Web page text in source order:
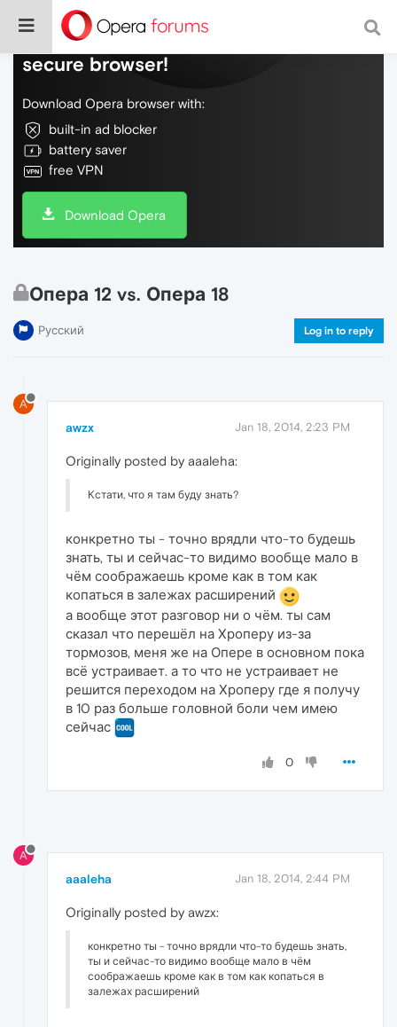
Do more on the web, with a fast and
secure browser!
Download Opera browser with:
built-in ad blocker
battery saver
free VPN
Download Opera
Опера 12 vs. Опера 18
Русский Log in to reply
A
awzx Jan 18, 2014, 2:23 PM
Originally posted by aaaleha:
Кстати, что я там буду знать?
конкретно ты - точно врядли что-то будешь
знать, ты и сейчас-то видимо вообще мало в
чём соображаешь кроме как в том как
копаться в залежах расширений
а вообще этот разговор ни о чём. ты сам
сказал что перешёл на Хроперу из-за
тормозов, меня же на Опере в основном пока
всё устраивает. а то что не устраивает не
решится переходом на Хроперу где я получу
в 10 раз больше головной боли чем имею
сейчас
0
A
aaaleha Jan 18, 2014, 2:44 PM
Originally posted by awzx:
конкретно ты - точно врядли что-то будешь знать,
ты и сейчас-то видимо вообще мало в чём
соображаешь кроме как в том как копаться в
залежах расширений